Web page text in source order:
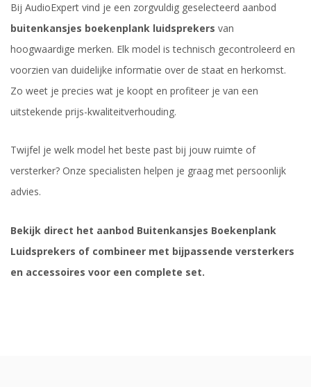
Bij AudioExpert vind je een zorgvuldig geselecteerd aanbod
buitenkansjes boekenplank luidsprekers van
hoogwaardige merken. Elk model is technisch gecontroleerd en
voorzien van duidelijke informatie over de staat en herkomst.
Zo weet je precies wat je koopt en profiteer je van een
uitstekende prijs-kwaliteitverhouding.
Twijfel je welk model het beste past bij jouw ruimte of
versterker? Onze specialisten helpen je graag met persoonlijk
advies.
Bekijk direct het aanbod Buitenkansjes Boekenplank
Luidsprekers of combineer met bijpassende versterkers
en accessoires voor een complete set.